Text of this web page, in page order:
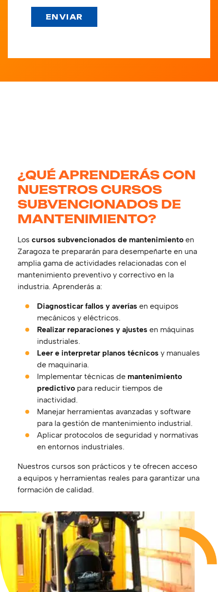
¿QUÉ APRENDERÁS CON
NUESTROS CURSOS
SUBVENCIONADOS DE
MANTENIMIENTO?
Los cursos subvencionados de mantenimientoen
Zaragoza te prepararán para desempeñarte en una
amplia gama de actividades relacionadas con el
mantenimiento preventivo y correctivo en la
industria. Aprenderás a:
Diagnosticar fallos y averíasen equipos
mecánicos y eléctricos.
Realizar reparaciones y ajustesen máquinas
industriales.
Leer e interpretar planos técnicosy manuales
de maquinaria.
Implementar técnicas de mantenimiento
predictivopara reducir tiempos de
inactividad.
Manejar herramientas avanzadas y software
para la gestión de mantenimiento industrial.
Aplicar protocolos de seguridad y normativas
en entornos industriales.
Nuestros cursos son prácticos y te ofrecen acceso
a equipos y herramientas reales para garantizar una
formación de calidad.